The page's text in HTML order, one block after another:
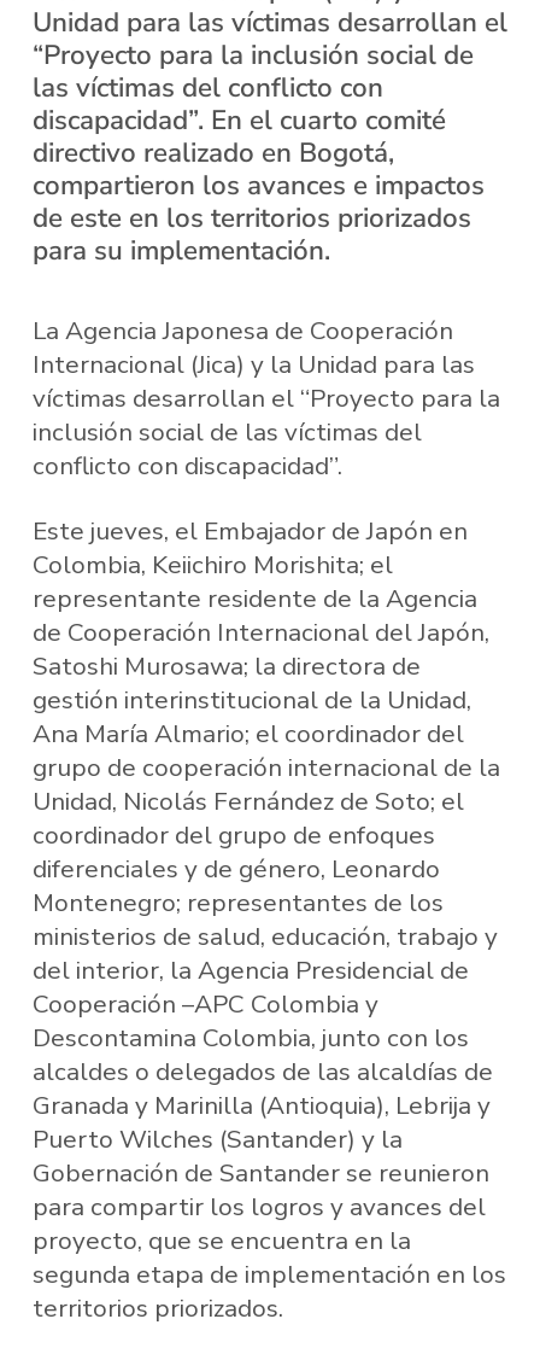
Unidad para las víctimas desarrollan el
“Proyecto para la inclusión social de
las víctimas del conflicto con
discapacidad”. En el cuarto comité
directivo realizado en Bogotá,
compartieron los avances e impactos
de este en los territorios priorizados
para su implementación.
La Agencia Japonesa de Cooperación
Internacional (Jica) y la Unidad para las
víctimas desarrollan el “Proyecto para la
inclusión social de las víctimas del
conflicto con discapacidad”.
Este jueves, el Embajador de Japón en
Colombia, Keiichiro Morishita; el
representante residente de la Agencia
de Cooperación Internacional del Japón,
Satoshi Murosawa; la directora de
gestión interinstitucional de la Unidad,
Ana María Almario; el coordinador del
grupo de cooperación internacional de la
Unidad, Nicolás Fernández de Soto; el
coordinador del grupo de enfoques
diferenciales y de género, Leonardo
Montenegro; representantes de los
ministerios de salud, educación, trabajo y
del interior, la Agencia Presidencial de
Cooperación –APC Colombia y
Descontamina Colombia, junto con los
alcaldes o delegados de las alcaldías de
Granada y Marinilla (Antioquia), Lebrija y
Puerto Wilches (Santander) y la
Gobernación de Santander se reunieron
para compartir los logros y avances del
proyecto, que se encuentra en la
segunda etapa de implementación en los
territorios priorizados.